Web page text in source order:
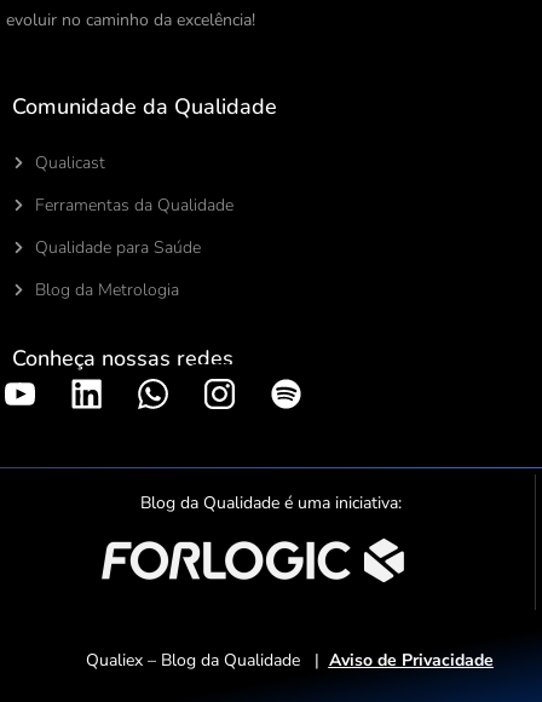
evoluir no caminho da excelência!
Comunidade da Qualidade
Qualicast
Ferramentas da Qualidade
Qualidade para Saúde
Blog da Metrologia
Conheça nossas redes
S
o
t
f
y
Blog da Qualidade é uma iniciativa:
Qualiex – Blog da Qualidade | Aviso de Privacidade